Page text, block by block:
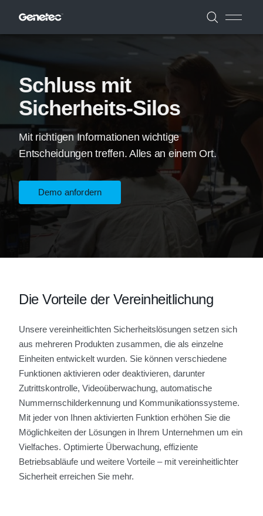
Schluss mit
Sicherheits-Silos
Mit richtigen Informationen wichtige
Entscheidungen treffen. Alles an einem Ort.
Demo anfordern
Die Vorteile der Vereinheitlichung
Unsere vereinheitlichten Sicherheitslösungen setzen sich
aus mehreren Produkten zusammen, die als einzelne
Einheiten entwickelt wurden. Sie können verschiedene
Funktionen aktivieren oder deaktivieren, darunter
Zutrittskontrolle, Videoüberwachung, automatische
Nummernschilderkennung und Kommunikationssysteme.
Mit jeder von Ihnen aktivierten Funktion erhöhen Sie die
Möglichkeiten der Lösungen in Ihrem Unternehmen um ein
Vielfaches. Optimierte Überwachung, effiziente
Betriebsabläufe und weitere Vorteile – mit vereinheitlichter
Sicherheit erreichen Sie mehr.